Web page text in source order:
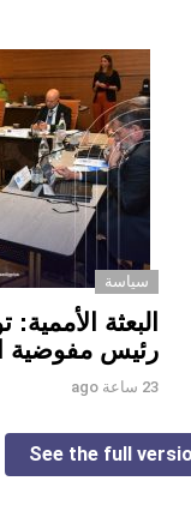
سياسة
البعثة
رئيس مفوضية
23 ساعة ago
See the full